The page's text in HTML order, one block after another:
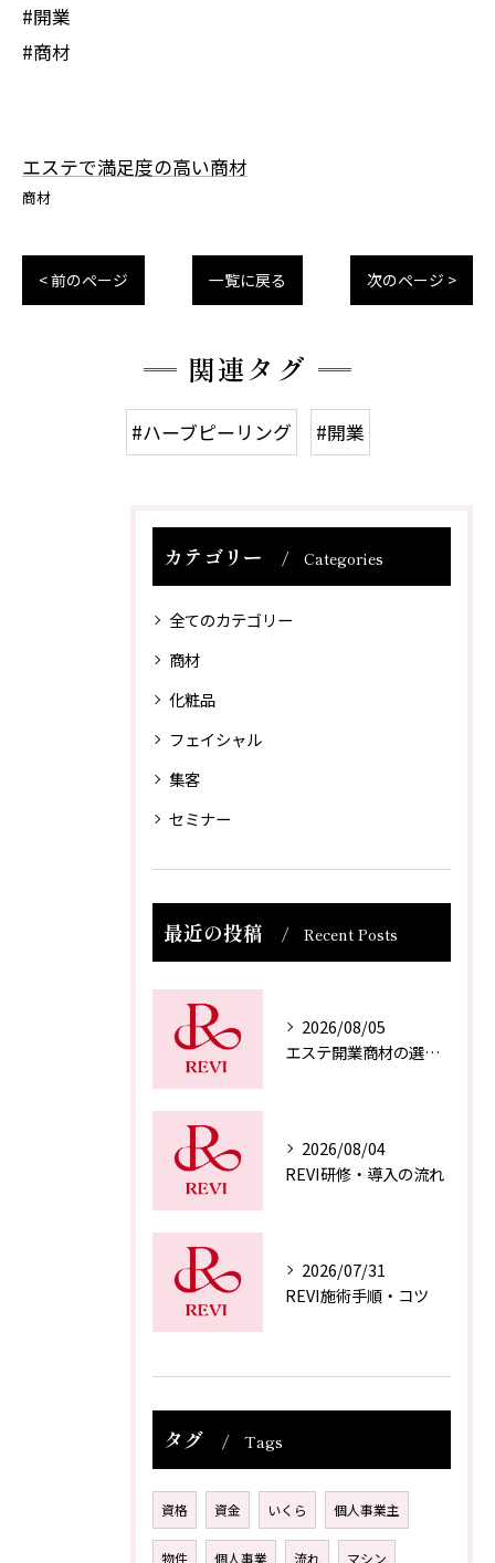
#開業
#商材
エステで満足度の高い商材
商材
< 前のページ 一覧に戻る 次のページ >
関連タグ
#ハーブピーリング #開業
カテゴリー Categories
全てのカテゴリー
商材
化粧品
フェイシャル
集客
セミナー
最近の投稿 Recent Posts
2026/08/05
エステ開業商材の選び方
2026/08/04
REVI研修・導入の流れ
2026/07/31
REVI施術手順・コツ
タグ Tags
資格 資金 いくら 個人事業主
物件 個人事業 流れ マシン